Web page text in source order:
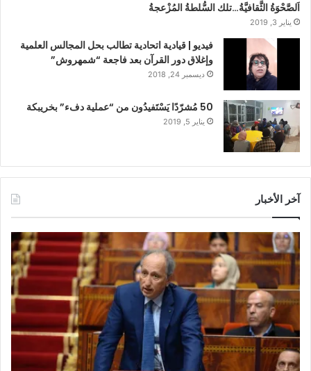
اَلصَّحْوَةُ الثَّقافيَّةُ…تلك السُّلطةُ المُزْعجةُ
يناير 3, 2019
فيديو | قيادية اتحادية تطالب بحل المجالس العلمية
وإغلاق دور القرآن بعد فاجعة “شمهروش”
ديسمبر 24, 2018
50 مُشرّدًا يَسْتَفيدُون من “عملية دفء” بخريبكة
يناير 5, 2019
آخر الأخبار